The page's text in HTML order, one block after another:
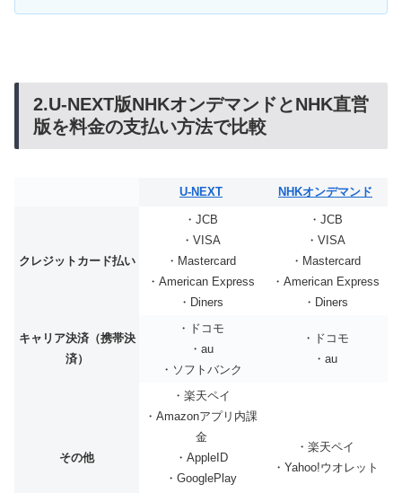
2.U-NEXT版NHKオンデマンドとNHK直営
版を料金の支払い方法で比較
U-NEXT NHKオンデマンド
クレジットカード払い
・JCB
・VISA
・Mastercard
・American Express
・Diners
・JCB
・VISA
・Mastercard
・American Express
・Diners
キャリア決済（携帯決
済）
・ドコモ
・au
・ソフトバンク
・ドコモ
・au
その他
・楽天ペイ
・Amazonアプリ内課
金
・AppleID
・GooglePlay
・楽天ペイ
・Yahoo!ウオレット